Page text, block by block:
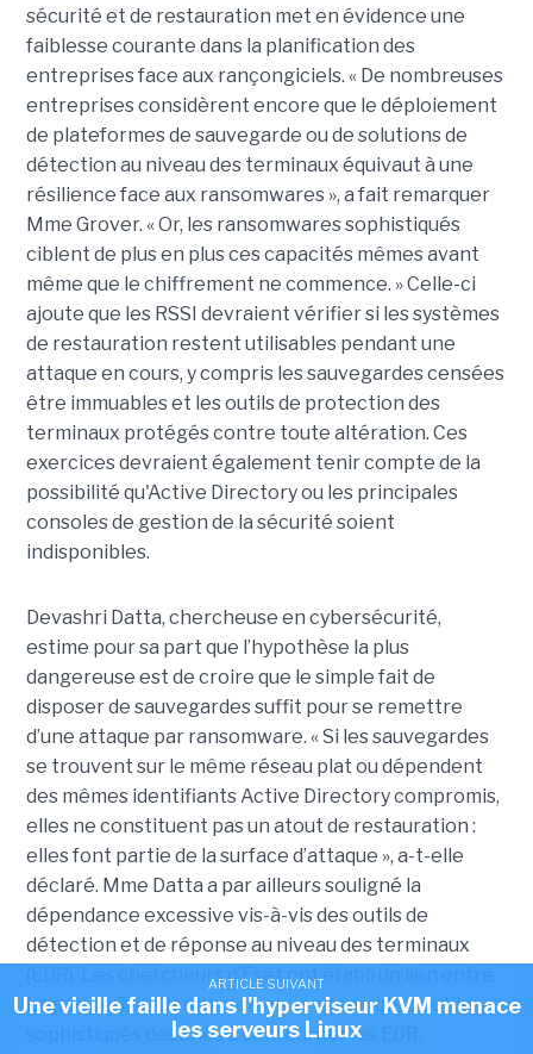
sécurité et de restauration met en évidence une
faiblesse courante dans la planification des
entreprises face aux rançongiciels. « De nombreuses
entreprises considèrent encore que le déploiement
de plateformes de sauvegarde ou de solutions de
détection au niveau des terminaux équivaut à une
résilience face aux ransomwares », a fait remarquer
Mme Grover. « Or, les ransomwares sophistiqués
ciblent de plus en plus ces capacités mêmes avant
même que le chiffrement ne commence. » Celle-ci
ajoute que les RSSI devraient vérifier si les systèmes
de restauration restent utilisables pendant une
attaque en cours, y compris les sauvegardes censées
être immuables et les outils de protection des
terminaux protégés contre toute altération. Ces
exercices devraient également tenir compte de la
possibilité qu'Active Directory ou les principales
consoles de gestion de la sécurité soient
indisponibles.
Devashri Datta, chercheuse en cybersécurité,
estime pour sa part que l’hypothèse la plus
dangereuse est de croire que le simple fait de
disposer de sauvegardes suffit pour se remettre
d’une attaque par ransomware. « Si les sauvegardes
se trouvent sur le même réseau plat ou dépendent
des mêmes identifiants Active Directory compromis,
elles ne constituent pas un atout de restauration :
elles font partie de la surface d’attaque », a-t-elle
déclaré. Mme Datta a par ailleurs souligné la
dépendance excessive vis-à-vis des outils de
détection et de réponse au niveau des terminaux
(EDR). Les chercheurs d’Eset ont établi un lien entre
le groupe The Gentlemen et un ensemble d’outils
sophistiqués destinés à contourner les EDR,
ARTICLE SUIVANT
Une vieille faille dans l'hyperviseur KVM menace
les serveurs Linux